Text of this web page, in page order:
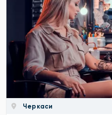
Черкаси